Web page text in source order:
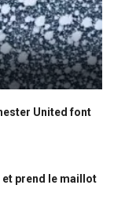
United font
et prend le maillot